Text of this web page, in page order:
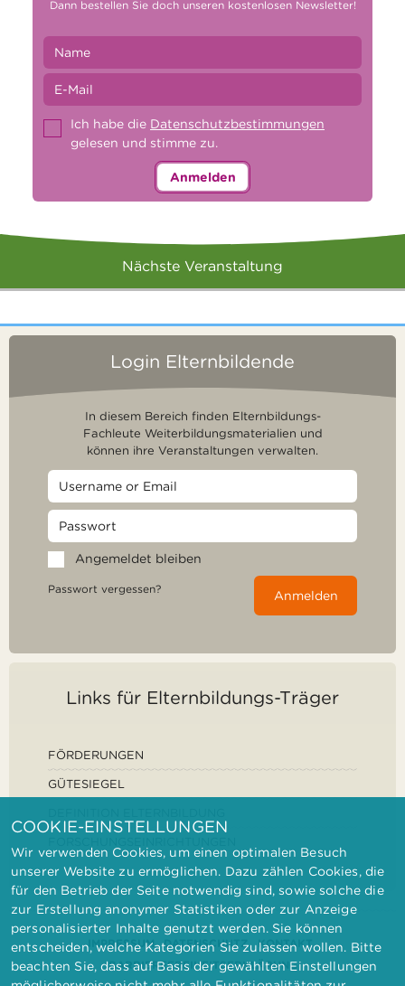
Dann bestellen Sie doch unseren kostenlosen Newsletter!
Ich habe die Datenschutzbestimmungen
gelesen und stimme zu.
Anmelden
Nächste Veranstaltung
Login Elternbildende
In diesem Bereich finden Elternbildungs-
Fachleute Weiterbildungsmaterialien und
können ihre Veranstaltungen verwalten.
Angemeldet bleiben
Passwort vergessen? Anmelden
Links für Elternbildungs-Träger
FÖRDERUNGEN
GÜTESIEGEL
IMPRESSUM DATENSCHUTZ
KONTAKT
BARRIEREFREIHEITSERKLÄRUNG
COOKIE-EINSTELLUNGEN
Wir verwenden Cookies, um einen optimalen Besuch
unserer Website zu ermöglichen. Dazu zählen Cookies, die
für den Betrieb der Seite notwendig sind, sowie solche die
zur Erstellung anonymer Statistiken oder zur Anzeige
personalisierter Inhalte genutzt werden. Sie können
entscheiden, welche Kategorien Sie zulassen wollen. Bitte
beachten Sie, dass auf Basis der gewählten Einstellungen